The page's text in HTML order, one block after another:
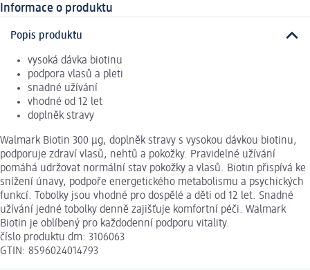
Informace o produktu
Popis produktu
vysoká dávka biotinu
podpora vlasů a pleti
snadné užívání
vhodné od 12 let
doplněk stravy
Walmark Biotin 300 µg, doplněk stravy s vysokou dávkou biotinu,
podporuje zdraví vlasů, nehtů a pokožky. Pravidelné užívání
pomáhá udržovat normální stav pokožky a vlasů. Biotin přispívá ke
snížení únavy, podpoře energetického metabolismu a psychických
funkcí. Tobolky jsou vhodné pro dospělé a děti od 12 let. Snadné
užívání jedné tobolky denně zajišťuje komfortní péči. Walmark
Biotin je oblíbený pro každodenní podporu vitality.
číslo produktu dm: 3106063
GTIN: 8596024014793